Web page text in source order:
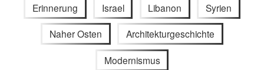
Erinnerung Israel Libanon Syrien
Naher Osten Architekturgeschichte
Modernismus